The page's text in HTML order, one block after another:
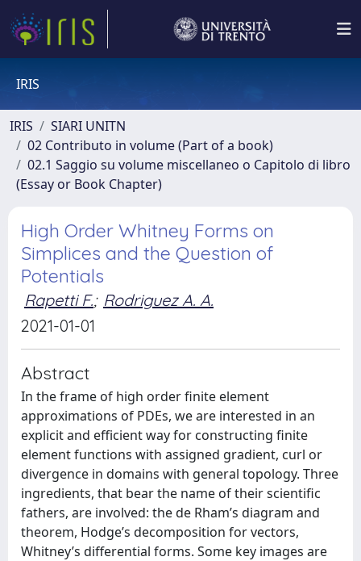
IRIS
IRIS
SIARI UNITN
02 Contributo in volume (Part of a book)
02.1 Saggio su volume miscellaneo o Capitolo di libro
(Essay or Book Chapter)
High Order Whitney Forms on
Simplices and the Question of
Potentials
Rapetti F.; Rodriguez A. A.
2021-01-01
Abstract
In the frame of high order finite element
approximations of PDEs, we are interested in an
explicit and efficient way for constructing finite
element functions with assigned gradient, curl or
divergence in domains with general topology. Three
ingredients, that bear the name of their scientific
fathers, are involved: the de Rham’s diagram and
theorem, Hodge’s decomposition for vectors,
Whitney’s differential forms. Some key images are